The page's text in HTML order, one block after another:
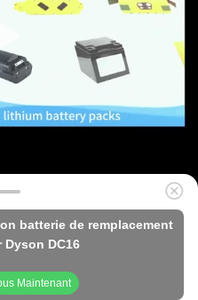
batterie de remplacement
Dyson DC16
Maintenant